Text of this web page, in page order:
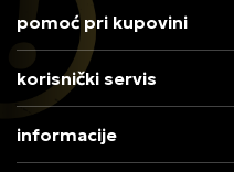
pomoć pri kupovini
korisnički servis
informacije